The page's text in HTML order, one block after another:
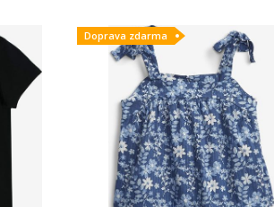
Detail produktu
Doprava zdarma